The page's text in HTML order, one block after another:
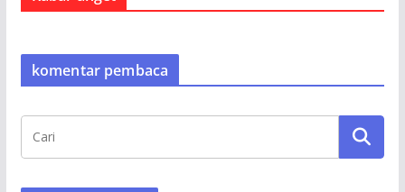
komentar pembaca